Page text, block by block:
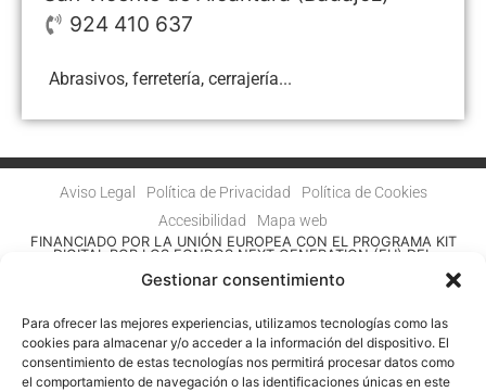
Gestionar consentimiento
Para ofrecer las mejores experiencias, utilizamos tecnologías como las
cookies para almacenar y/o acceder a la información del dispositivo. El
consentimiento de estas tecnologías nos permitirá procesar datos como
el comportamiento de navegación o las identificaciones únicas en este
924 410 637
Abrasivos, ferretería, cerrajería...
Aviso Legal Política de Privacidad
Política de Cookies
Accesibilidad
Mapa web
FINANCIADO POR LA UNIÓN EUROPEA CON EL PROGRAMA KIT
DIGITAL POR LOS FONDOS NEXT GENERATION (EU) DEL
© Guia Telefónica de Empresas – Todos los derechos reservados.